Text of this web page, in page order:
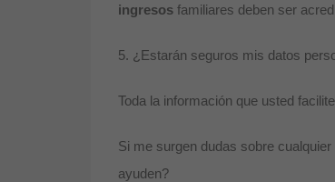
ingresos familiares deben ser
5. ¿Estarán seguros mis datos
Toda la información que usted
Si me surgen dudas sobre
ayuden?